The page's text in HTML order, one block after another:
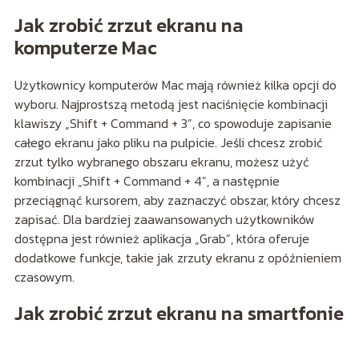
Jak zrobić zrzut ekranu na
komputerze Mac
Użytkownicy komputerów Mac mają również kilka opcji do
wyboru. Najprostszą metodą jest naciśnięcie kombinacji
klawiszy „Shift + Command + 3”, co spowoduje zapisanie
całego ekranu jako pliku na pulpicie. Jeśli chcesz zrobić
zrzut tylko wybranego obszaru ekranu, możesz użyć
kombinacji „Shift + Command + 4”, a następnie
przeciągnąć kursorem, aby zaznaczyć obszar, który chcesz
zapisać. Dla bardziej zaawansowanych użytkowników
dostępna jest również aplikacja „Grab”, która oferuje
dodatkowe funkcje, takie jak zrzuty ekranu z opóźnieniem
czasowym.
Jak zrobić zrzut ekranu na smartfonie